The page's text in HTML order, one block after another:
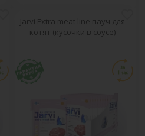
Jarvi Extra meat line пауч для
котят (кусочки в соусе)